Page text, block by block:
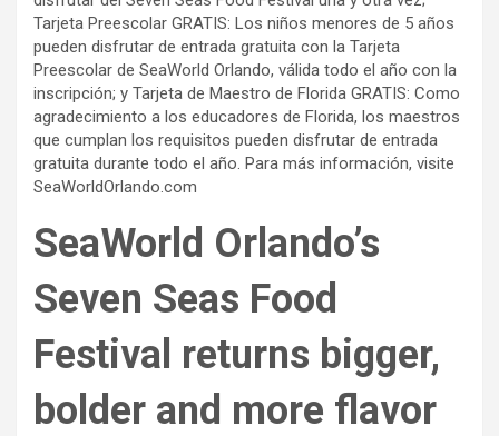
Tarjeta Preescolar GRATIS: Los niños menores de 5 años
pueden disfrutar de entrada gratuita con la Tarjeta
Preescolar de SeaWorld Orlando, válida todo el año con la
inscripción; y Tarjeta de Maestro de Florida GRATIS: Como
agradecimiento a los educadores de Florida, los maestros
que cumplan los requisitos pueden disfrutar de entrada
gratuita durante todo el año. Para más información, visite
SeaWorldOrlando.com
SeaWorld Orlando’s
Seven Seas Food
Festival returns bigger,
bolder and more flavor